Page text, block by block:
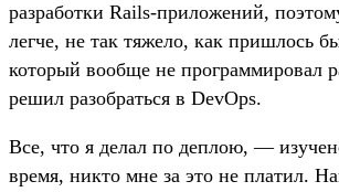
разработки Rails-приложений,
легче, не так тяжело, как пришлось
который вообще не программировал
решил разобраться в DevOps.
Все, что я делал по деплою, —
время, никто мне за это не платил.